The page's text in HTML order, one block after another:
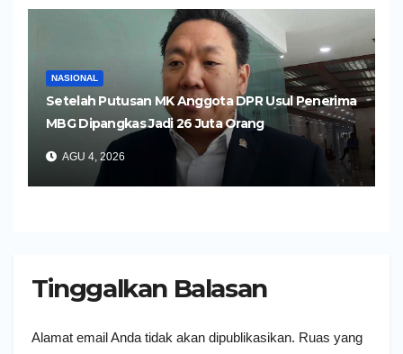
NASIONAL
Setelah Putusan MK Anggota DPR Usul Penerima
MBG Dipangkas Jadi 26 Juta Orang
AGU 4, 2026
Tinggalkan Balasan
Alamat email Anda tidak akan dipublikasikan. Ruas yang